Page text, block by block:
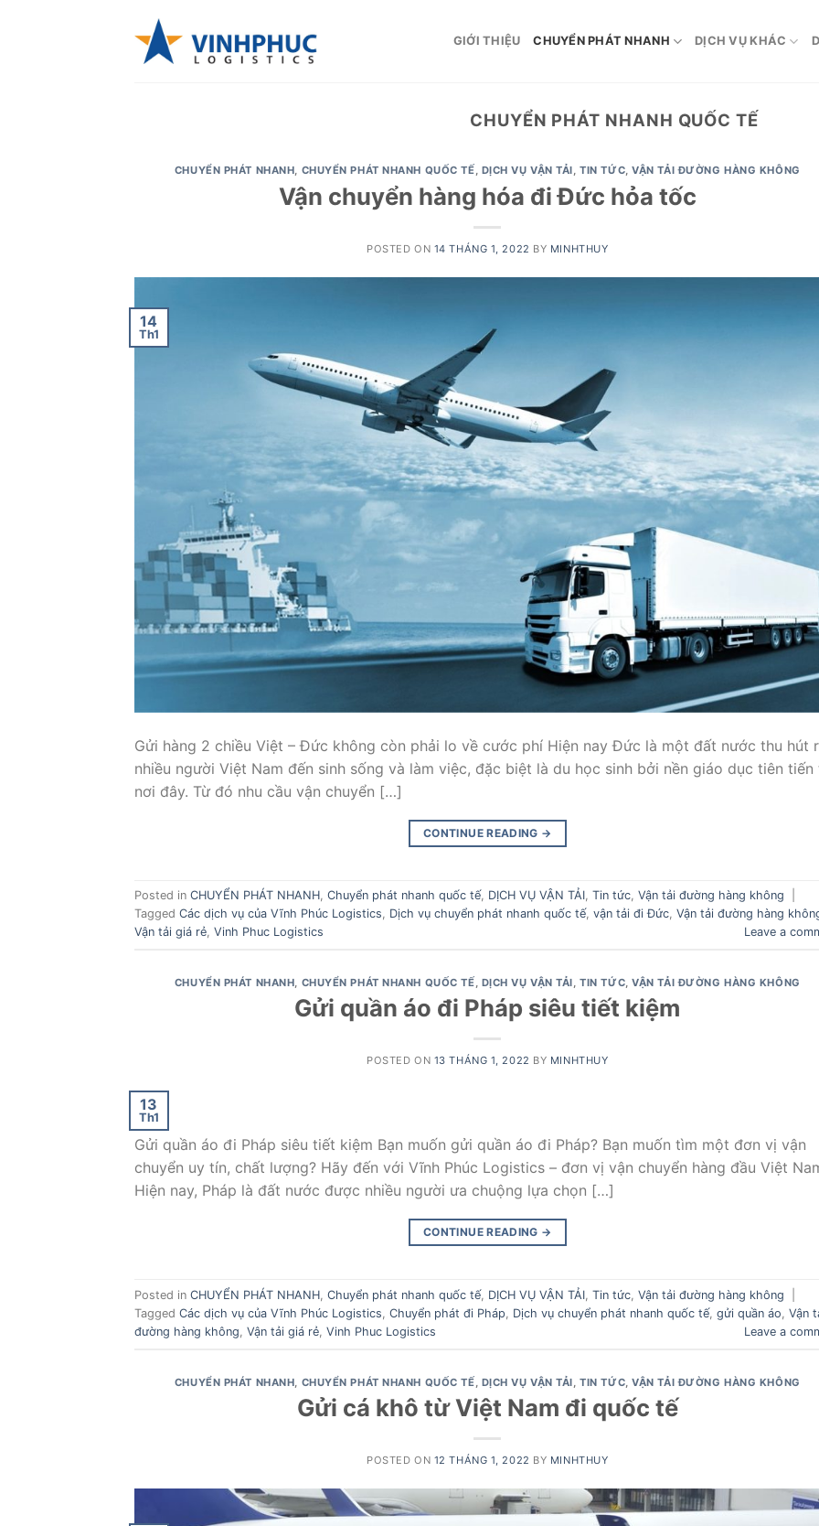
GIỚI THIỆU CHUYỂN PHÁT NHANH DỊCH VỤ KHÁC
CHUYỂN PHÁT NHANH QUỐC TẾ
CHUYỂN PHÁT NHANH, CHUYỂN PHÁT NHANH QUỐC TẾ, DỊCH VỤ VẬN TẢI,TIN TỨC,VẬN TẢI ĐƯỜNG HÀNG KHÔNG
Vận chuyển hàng hóa đi Đức hỏa tốc
POSTED ON 14 THÁNG 1, 2022 BY MINHTHUY
14
Th1
Gửi hàng 2 chiều Việt – Đức không còn phải lo về cước phí Hiện nay Đức là một đất nước thu hút
nhiều người Việt Nam đến sinh sống và làm việc, đặc biệt là du học sinh bởi nền giáo dục tiên tiến
nơi đây. Từ đó nhu cầu vận chuyển […]
CONTINUE READING →
Posted in CHUYỂN PHÁT NHANH, Chuyển phát nhanh quốc tế, DỊCH VỤ VẬN TẢI, Tin tức, Vận tải đường hàng không
Tagged Các dịch vụ của Vĩnh Phúc Logistics, Dịch vụ chuyển phát nhanh quốc tế, vận tải đi Đức, Vận tải đường hàng
Vận tải giá rẻ, Vinh Phuc Logistics Leave a
CHUYỂN PHÁT NHANH, CHUYỂN PHÁT NHANH QUỐC TẾ, DỊCH VỤ VẬN TẢI,TIN TỨC,VẬN TẢI ĐƯỜNG HÀNG KHÔNG
Gửi quần áo đi Pháp siêu tiết kiệm
POSTED ON 13 THÁNG 1, 2022 BY MINHTHUY
13
Th1
Gửi quần áo đi Pháp siêu tiết kiệm Bạn muốn gửi quần áo đi Pháp? Bạn muốn tìm một đơn vị vận
chuyển uy tín, chất lượng? Hãy đến với Vĩnh Phúc Logistics – đơn vị vận chuyển hàng đầu Việt
Hiện nay, Pháp là đất nước được nhiều người ưa chuộng lựa chọn […]
CONTINUE READING →
Posted in CHUYỂN PHÁT NHANH Chuyển phát nhanh quốc tế DỊCH VỤ VẬN TẢI Tin tức Vận tải đường hàng không
Tagged Các dịch vụ của Vĩnh Phúc Logistics Chuyển phát đi Pháp Dịch vụ chuyển phát nhanh quốc tế gửi quần áo Vận
đường hàng không Vận tải giá rẻ Vinh Phuc Logistics Leave a
CHUYỂN PHÁT NHANH CHUYỂN PHÁT NHANH QUỐC TẾ DỊCH VỤ VẬN TẢI ,TIN TỨC ,VẬN TẢI ĐƯỜNG HÀNG KHÔNG
Gửi cá khô từ Việt Nam đi quốc tế
POSTED ON 12 THÁNG 1, 2022 BY MINHTHUY